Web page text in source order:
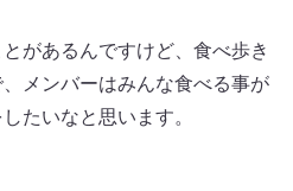
があるんですけど、食べ歩き
メンバーはみんな食べる事が
たいなと思います。